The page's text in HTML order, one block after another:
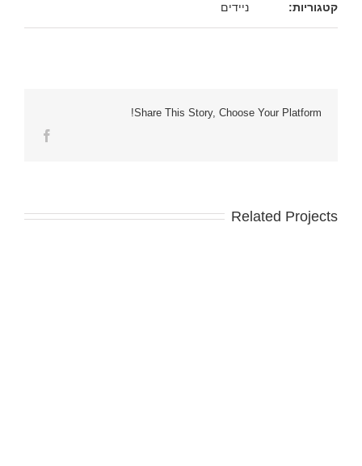
קטגוריות: ניידים
Share This Story, Choose Your Platform!
Related Projects